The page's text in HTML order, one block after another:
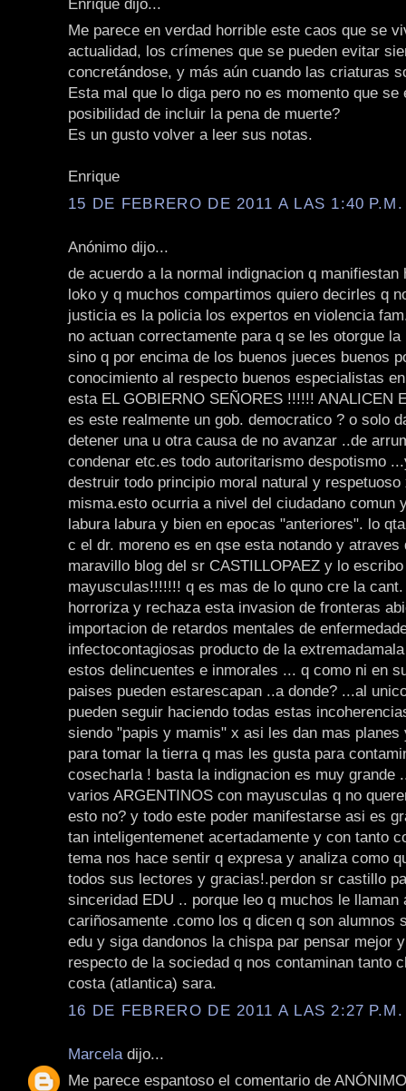
Me parece en verdad horrible este caos que se
actualidad, los crímenes que se pueden evitar
concretándose, y más aún cuando las criaturas
Esta mal que lo diga pero no es momento que se
posibilidad de incluir la pena de muerte?
Es un gusto volver a leer sus notas.
Enrique
15 DE FEBRERO DE 2011 A LAS 1:40 P.M.
Anónimo dijo...
de acuerdo a la normal indignacion q manifiestan
loko y q muchos compartimos quiero decirles q
justicia es la policia los expertos en violencia
no actuan correctamente para q se les otorgue la
sino q por encima de los buenos jueces buenos
conocimiento al respecto buenos especialistas
esta EL GOBIERNO SEÑORES !!!!!! ANALICEN
es este realmente un gob. democratico ? o solo
detener una u otra causa de no avanzar ..de
condenar etc.es todo autoritarismo despotismo
destruir todo principio moral natural y respetuoso
misma.esto ocurria a nivel del ciudadano comun
labura labura y bien en epocas "anteriores". lo
c el dr. moreno es en qse esta notando y atraves
maravillo blog del sr CASTILLOPAEZ y lo
mayusculas!!!!!!! q es mas de lo quno cre la
horroriza y rechaza esta invasion de fronteras
importacion de retardos mentales de
infectocontagiosas producto de la
estos delincuentes e inmorales ... q como ni en
paises pueden estarescapan ..a donde? ...al
pueden seguir haciendo todas estas
siendo "papis y mamis" x asi les dan mas planes
para tomar la tierra q mas les gusta para
cosecharla ! basta la indignacion es muy grande
varios ARGENTINOS con mayusculas q no
esto no? y todo este poder manifestarse asi es
tan inteligentemenet acertadamente y con tanto
tema nos hace sentir q expresa y analiza como
todos sus lectores y gracias!.perdon sr castillo
sinceridad EDU .. porque leo q muchos le llaman
cariñosamente .como los q dicen q son alumnos
edu y siga dandonos la chispa par pensar mejor
respecto de la sociedad q nos contaminan tanto
costa (atlantica) sara.
16 DE FEBRERO DE 2011 A LAS 2:27 P.M.
Marcela dijo...
Me parece espantoso el comentario de